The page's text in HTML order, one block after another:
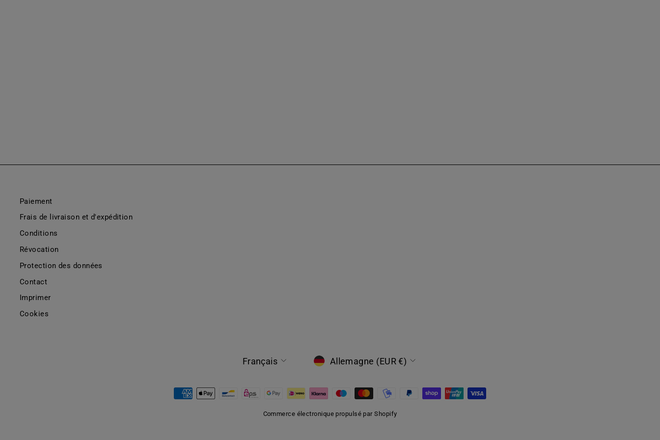
Paiement
Frais de livraison et d'expédition
Conditions
Révocation
Protection des données
Contact
Imprimer
Cookies
LANGUE
Français DEVISE
Allemagne (EUR €)
Commerce électronique propulsé par Shopify